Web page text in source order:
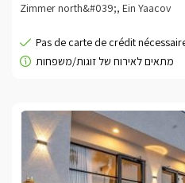
Zimmer north&#039;, Ein Yaacov